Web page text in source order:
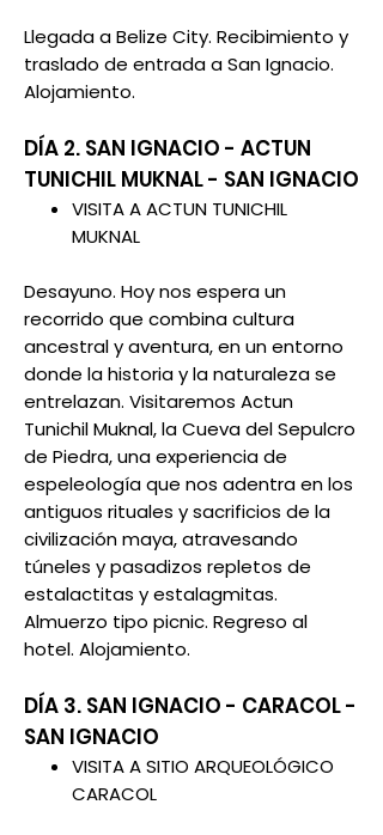
Llegada a Belize City. Recibimiento y
traslado de entrada a San Ignacio.
Alojamiento.
DÍA 2. SAN IGNACIO - ACTUN
TUNICHIL MUKNAL - SAN IGNACIO
VISITAA ACTUN TUNICHIL
MUKNAL
Desayuno. Hoy nos espera un
recorrido que combina cultura
ancestral y aventura, en un entorno
donde la historia y la naturaleza se
entrelazan. Visitaremos Actun
Tunichil Muknal, la Cueva del Sepulcro
de Piedra, una experiencia de
espeleología que nos adentra en los
antiguos rituales y sacrificios de la
civilización maya, atravesando
túneles y pasadizos repletos de
estalactitas y estalagmitas.
Almuerzo tipo picnic. Regreso al
hotel. Alojamiento.
DÍA 3. SAN IGNACIO - CARACOL -
SAN IGNACIO
VISITA A SITIO ARQUEOLÓGICO
CARACOL